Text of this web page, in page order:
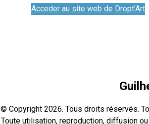
Acceder au site web de Dropt’Art
© Copyright 2026. Tous droits réservés.
Toute utilisation, reproduction, diffusion